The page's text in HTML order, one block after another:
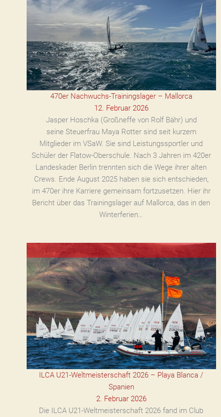
470er Nachwuchs-Trainingslager – Mallorca
12. Februar 2026
Jasper Hoschka (Großneffe von Rolf Bähr) und
seine Steuerfrau Maya Rotter sind seit kurzem
Mitglieder im VSaW. Sie sind Leistungssportler und
Schüler der Flatow-Oberschule. Nach 3 Jahren im 420er
Landeskader Berlin trennten sich die Wege ihrer alten
Crews. Ende August 2025 haben sie sich entschieden,
im 470er ihre Karriere gemeinsam fortzusetzen. Hier ihr
Bericht über das Trainingslager auf Mallorca, das in den
Winterferien…
ILCA U21-Weltmeisterschaft 2026 – Playa Blanca /
Spanien
2. Februar 2026
Die ILCA U21-Weltmeisterschaft 2026 fand im Club